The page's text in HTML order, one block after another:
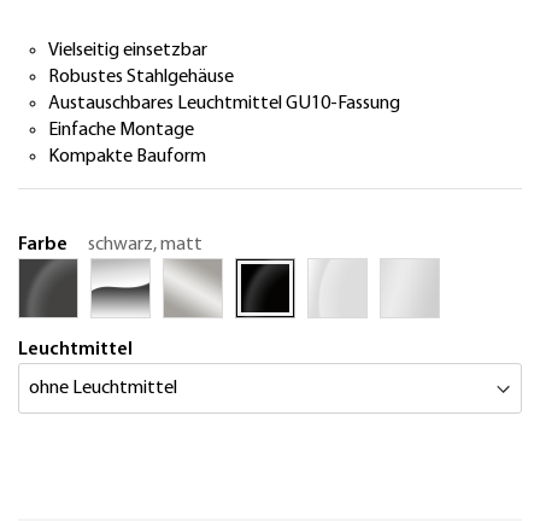
Vielseitig einsetzbar
Robustes Stahlgehäuse
Austauschbares Leuchtmittel GU10-Fassung
Einfache Montage
Kompakte Bauform
Farbe schwarz, matt
Leuchtmittel